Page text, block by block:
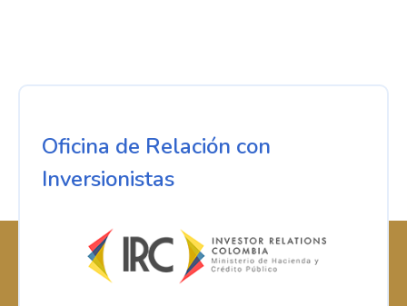
Oficina de Relación con
Inversionistas